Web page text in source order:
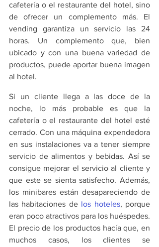
cafetería o el restaurante del hotel, sino
de ofrecer un complemento más. El
vending garantiza un servicio las 24
horas. Un complemento que, bien
ubicado y con una buena variedad de
productos, puede aportar buena imagen
al hotel.
Si un cliente llega a las doce de la
noche, lo más probable es que la
cafetería o el restaurante del hotel esté
cerrado. Con una máquina expendedora
en sus instalaciones va a tener siempre
servicio de alimentos y bebidas. Así se
consigue mejorar el servicio al cliente y
que este se sienta satisfecho. Además,
los minibares están desapareciendo de
las habitaciones de los hoteles, porque
eran poco atractivos para los huéspedes.
El precio de los productos hacía que, en
muchos casos, los clientes se